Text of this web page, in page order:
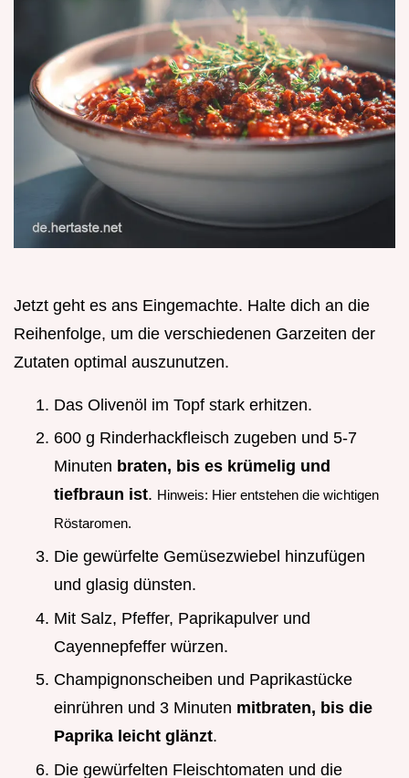
Jetzt geht es ans Eingemachte. Halte dich an die
Reihenfolge, um die verschiedenen Garzeiten der
Zutaten optimal auszunutzen.
Das Olivenöl im Topf stark erhitzen.
600 g Rinderhackfleisch zugeben und 5-7
Minuten braten, bis es krümelig und
tiefbraun ist. Hinweis: Hier entstehen die wichtigen
Röstaromen.
Die gewürfelte Gemüsezwiebel hinzufügen
und glasig dünsten.
Mit Salz, Pfeffer, Paprikapulver und
Cayennepfeffer würzen.
Champignonscheiben und Paprikastücke
einrühren und 3 Minuten mitbraten, bis die
Paprika leicht glänzt.
Die gewürfelten Fleischtomaten und die